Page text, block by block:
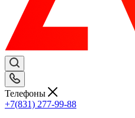
Телефоны
+7(831) 277-99-88